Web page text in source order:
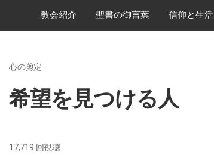
教会紹介 ​聖書の御言葉 ​信仰と生活
心の剪定
希望を見つける人
17,719 回視聴